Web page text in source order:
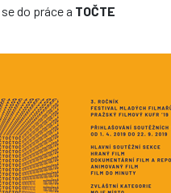
do práce a TOČTE